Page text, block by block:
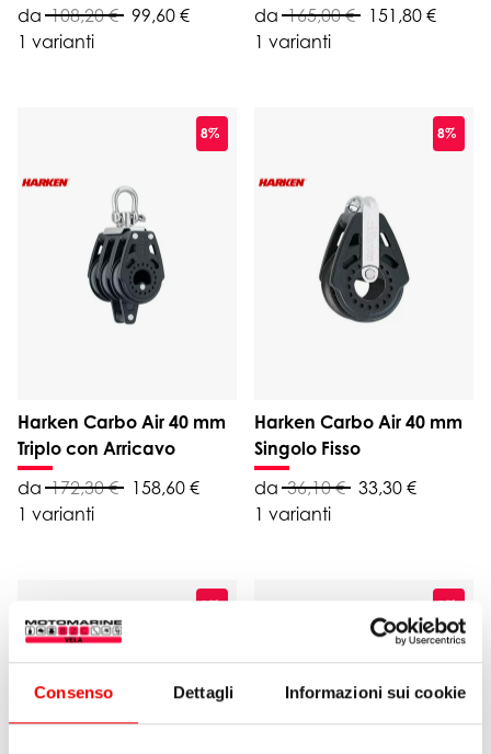
Consenso Dettagli Informazioni sui cookie
da 108,20 € 99,60 €
1 varianti
da 165,00 €
151,80 €
1 varianti
8%
Harken Carbo Air 40 mm
Triplo con Arricavo
da 172,30 €
158,60 €
1 varianti
8%
Harken Carbo Air 40 mm
Singolo Fisso
da 36,10 € 33,30 €
1 varianti
8% 8%